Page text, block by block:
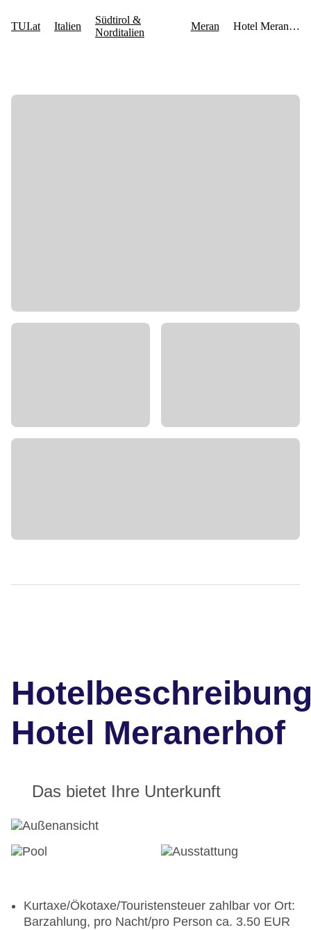
Hotel Meranerhof
Das bietet Ihre Unterkunft
Kurtaxe/Ökotaxe/Touristensteuer zahlbar vor Ort:
Barzahlung, pro Nacht/pro Person ca. 3.50 EUR